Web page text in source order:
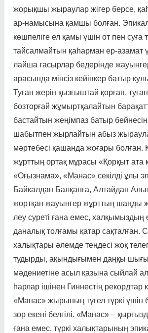
жорықшы жыраулар жігер берсе,
ар-намысына қамшы бол­ған.
көш­пеліге ел қамы үшін от пен суға
тайсалмайтын қаһар­ман ер-азамат
лай­­­ша ғасырлар бедерінде
арасында мінсіз ке­йіп­кер батыр
Туған жерін қызғыштай қорғап, туған
боз­торғай жұмыртқалайтын
бастайтын же­ңім­паз батыр
шабытпен жырлайтын абыз
мәртебесі қаша­нда жоғары болған.
жұрттың ортақ мұрасы «Қорқыт ата
«Оғызнама», «Манас» секіл­ді ұлы
Байкал­дан Балқанға, Алтайдан
жортқан жауынгер жұрт­тың шаңды
леу суреті ғана емес, халқы­мыз­дың
даналық тол­ғамы қатар сақталған.
халықтары әлемде тең­десі жоқ
тудыр­ды, ақындығымен даңқы
мәдениетіне асыл қазына сыйлай
һарлар ішінен Гиннестің рекорд­­тар
«Манас» жы­рының түгел түркі үшін
зор екені белгілі. «Манас» –
ғана емес, түркі халық­тарының